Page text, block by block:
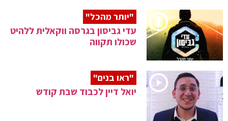
"יותר מהכל"
עדי גביסון בגרסה ווקאלית ללהיט
שכולו תקווה
"ראו בנים"
יואל דיין לכבוד שבת קודש